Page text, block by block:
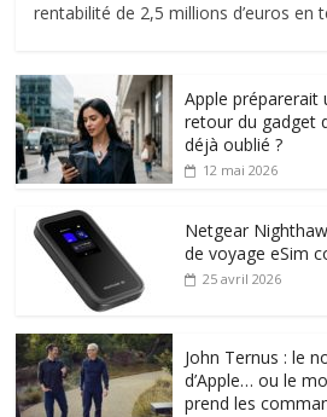
rentabilité de 2,5 millions d’euros en
Apple préparerait
retour du gadget
déjà oublié ?
12 mai 2026
Netgear
de voyage eSim
25 avril 2026
John Ternus : le
d’Apple… ou le
prend les